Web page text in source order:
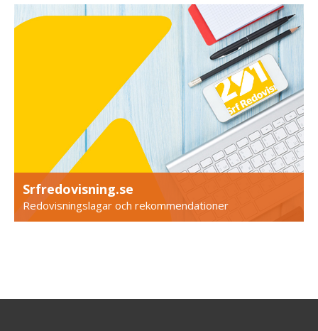
Srfredovisning.se
Redovisningslagar och rekommendationer